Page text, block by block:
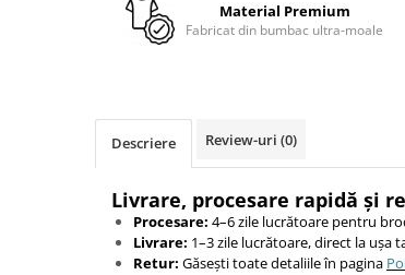
LeagueOfLegends
Match-uri de cuplu
Material Premium
Fabricat din bumbac ultra-moale
Descriere Review-uri (0)
Livrare, procesare rapidă și
Procesare: 4–6 zile lucrătoare pentru
Livrare: 1–3 zile lucrătoare, direct la ușa
Retur: Găsești toate detaliile în pagina